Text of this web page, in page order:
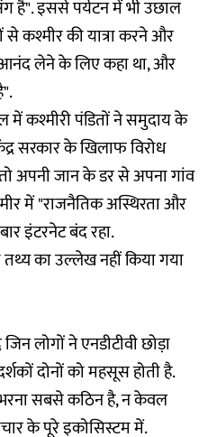
है". इससे पर्यटन में भी उछाल
से कश्मीर की यात्रा करने और
लेने के लिए कहा था, और
कश्मीरी पंडितों ने समुदाय के
सरकार के खिलाफ विरोध
अपनी जान के डर से अपना गांव
में "राजनैतिक अस्थिरता और
इंटरनेट बंदरहा.
तथ्य का उल्लेख नहीं किया गया
लोगों ने एनडीटीवी छोड़ा
दोनों को महसूस होती है.
सबसे कठिन है, न केवल
के पूरे इकोसिस्टम में.